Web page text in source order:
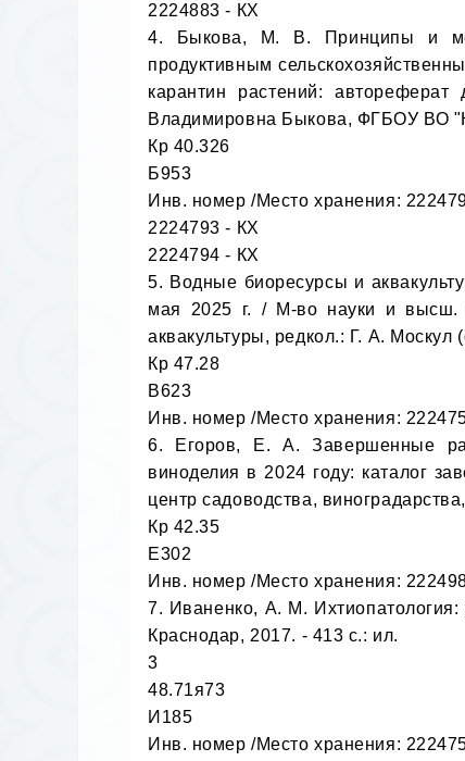
2224883 - КХ
4. Быкова, М. В. Принципы и
продуктивным
карантин растений:
Владимировна Быкова, ФГБОУ ВО
Кр 40.326
Б953
Инв. номер /Место хранения:
2224793 - КХ
2224794 - КХ
5. Водные биоресурсы и
мая 2025 г. / М-во науки и высш.
аквакультуры, редкол.: Г. А. Москул
Кр 47.28
В623
Инв. номер /Место хранения:
6. Егоров, Е. А. Завершенные
виноделия в 2024 году: каталог
центр садоводства,
Кр 42.35
Е302
Инв. номер /Место хранения:
7. Иваненко, А. М.
Краснодар, 2017. - 413 с.: ил.
3
48.71я73
И185
Инв. номер /Место хранения: